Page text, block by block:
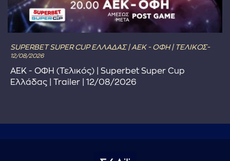
SUPERBET SUPER CUP ΕΛΛΑΔΑΣ | ΑΕΚ - ΟΦΗ | ΤΕΛΙΚΟΣ-
12/08/2026
ΑΕΚ - ΟΦΗ (Τελικός) | Superbet Super Cup
Ελλάδας | Trailer | 12/08/2026